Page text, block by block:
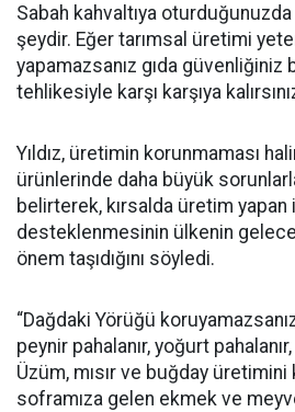
Sabah kahvaltıya
şeydir. Eğer tarımsal üretimi
yapamazsanız gıda güvenliğiniz
tehlikesiyle karşı karşıya
Yıldız, üretimin korunmaması
ürünlerinde daha büyük
belirterek, kırsalda üretim yapan
desteklenmesinin ülkenin
önem taşıdığını söyledi.
“Dağdaki Yörüğü
peynir pahalanır, yoğurt
Üzüm, mısır ve buğday üretimini
soframıza gelen ekmek ve meyve